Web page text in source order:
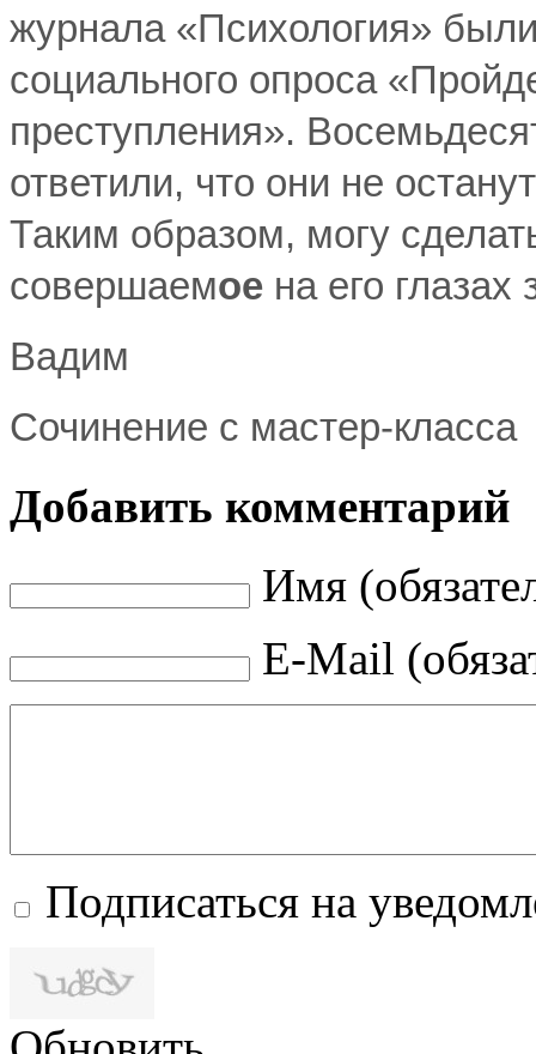
журнала «Психология»
социального опроса
преступления».
ответили, что они не
Таким образом, могу
совершаемое на его
Вадим
Сочинение с мастер-класса
Добавить комментарий
Имя
E-Mail
Подписаться на